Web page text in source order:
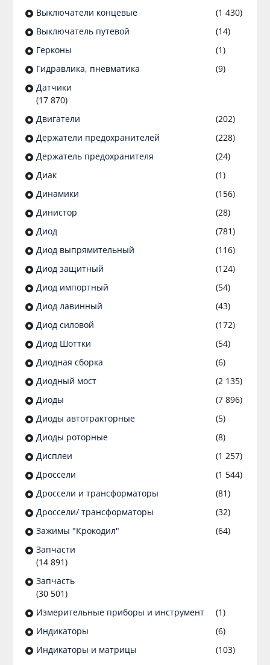
Выключатели концевые
(1 430)
Выключатель путевой
(14)
Герконы
(1)
Гидравлика, пневматика
(9)
Датчики
(17 870)
Двигатели
(202)
Держатели предохранителей
(228)
Держатель предохранителя
(24)
Диак
(1)
Динамики
(156)
Динистор
(28)
Диод
(781)
Диод выпрямительный
(116)
Диод защитный
(124)
Диод импортный
(54)
Диод лавинный
(43)
Диод силовой
(172)
Диод Шоттки
(54)
Диодная сборка
(6)
Диодный мост
(2 135)
Диоды
(7 896)
Диоды автотракторные
(5)
Диоды роторные
(8)
Дисплеи
(1 257)
Дроссели
(1 544)
Дроссели и трансформаторы
(81)
Дроссели/ трансформаторы
(32)
Зажимы "Крокодил"
(64)
Запчасти
(14 891)
Запчасть
(30 501)
Измерительные приборы и инструмент
(1)
Индикаторы
(6)
Индикаторы и матрицы
(103)